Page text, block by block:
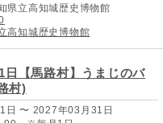
県立高知城歴史博物館
高知城歴史博物館
日【馬路村】うまじのバ
村)
日 〜 2027年03月31日